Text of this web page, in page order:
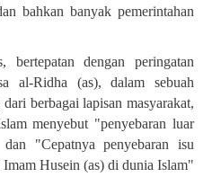
bahkan banyak pemerintahan
dengan peringatan
al-Ridha (as), dalam sebuah
berbagai lapisan masyarakat,
menyebut "penyebaran luar
"Cepatnya penyebaran isu
Husein (as) di dunia Islam"